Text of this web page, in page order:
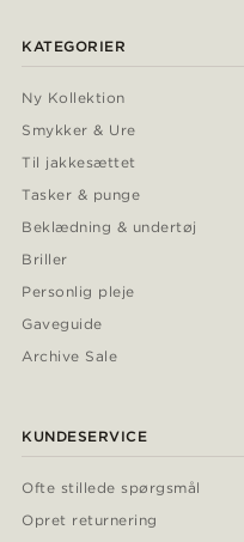
KATEGORIER
Ny Kollektion
Smykker & Ure
Til jakkesættet
Tasker & punge
Beklædning & undertøj
Briller
Personlig pleje
Gaveguide
Archive Sale
KUNDESERVICE
Ofte stillede spørgsmål
Opret returnering